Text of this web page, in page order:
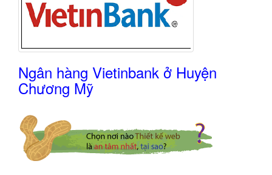
Ngân hàng Vietinbank ở Huyện
Chương Mỹ